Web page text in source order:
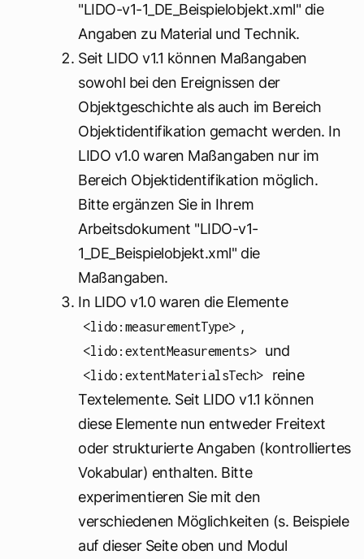
"LIDO-v1-1_DE_Beispielobjekt.xml" die
Angaben zu Material und Technik.
Seit LIDO v1.1 können Maßangaben
sowohl bei den Ereignissen der
Objektgeschichte als auch im Bereich
Objektidentifikation gemacht werden. In
LIDO v1.0 waren Maßangaben nur im
Bereich Objektidentifikation möglich.
Bitte ergänzen Sie in Ihrem
Arbeitsdokument "LIDO-v1-
1_DE_Beispielobjekt.xml" die
Maßangaben.
In LIDO v1.0 waren die Elemente
<lido:measurementType> ,
<lido:extentMeasurements> und
<lido:extentMaterialsTech>
reine
Textelemente. Seit LIDO v1.1 können
diese Elemente nun entweder Freitext
oder strukturierte Angaben (kontrolliertes
Vokabular) enthalten. Bitte
experimentieren Sie mit den
verschiedenen Möglichkeiten (s. Beispiele
auf dieser Seite oben und Modul